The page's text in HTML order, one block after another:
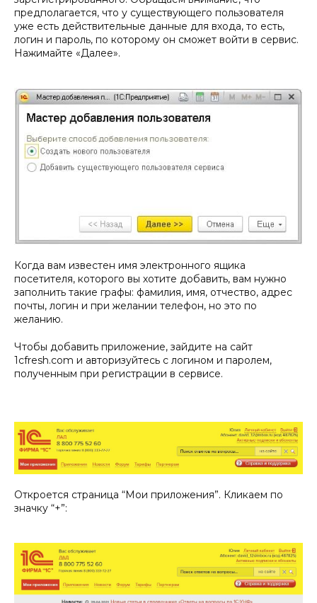
предполагается, что у существующего пользователя
уже есть действительные данные для входа, то есть,
логин и пароль, по которому он сможет войти в сервис.
Нажимайте «Далее».
Когда вам известен имя электронного ящика
посетителя, которого вы хотите добавить, вам нужно
заполнить такие графы: фамилия, имя, отчество, адрес
почты, логин и при желании телефон, но это по
желанию.
Чтобы добавить приложение, зайдите на сайт
1cfresh.com и авторизуйтесь с логином и паролем,
полученным при регистрации в сервисе.
Откроется страница “Мои приложения”. Кликаем по
значку “+”: